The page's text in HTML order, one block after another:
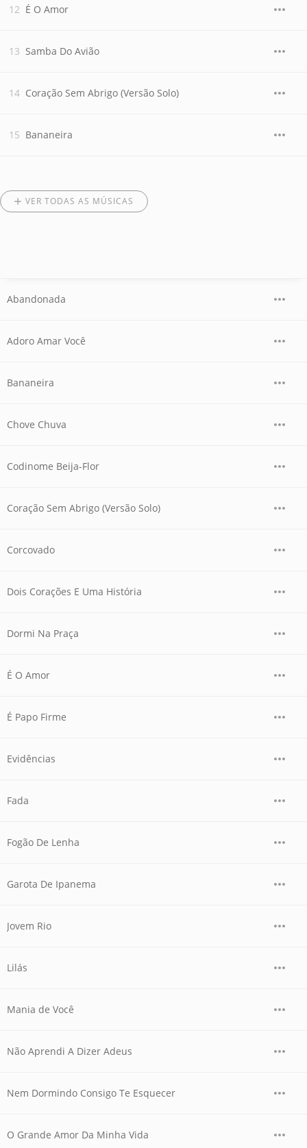
É O Amor
Samba Do Avião
Coração Sem Abrigo (Versão Solo)
Bananeira
VER TODAS AS MÚSICAS
Abandonada
Adoro Amar Você
Bananeira
Chove Chuva
Codinome Beija-Flor
Coração Sem Abrigo (Versão Solo)
Corcovado
Dois Corações E Uma História
Dormi Na Praça
É O Amor
É Papo Firme
Evidências
Fada
Fogão De Lenha
Garota De Ipanema
Jovem Rio
Lilás
Mania de Você
Não Aprendi A Dizer Adeus
Nem Dormindo Consigo Te Esquecer
O Grande Amor Da Minha Vida